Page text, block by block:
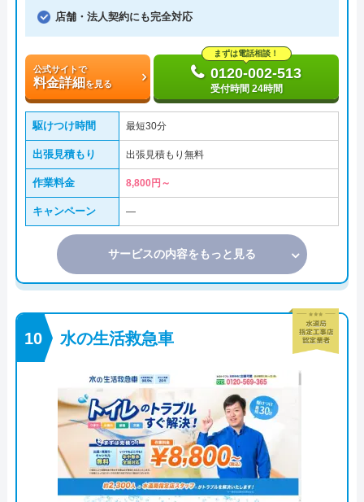
店舗・法人契約にも完全対応
公式サイトで
料金詳細を見る
まずは電話相談！
0120-002-513
受付時間 24時間
駆けつけ時間 最短30分
出張見積もり 出張見積もり無料
作業料金 8,800円～
キャンペーン ―
サービスの内容をもっと見る
水の生活救急車